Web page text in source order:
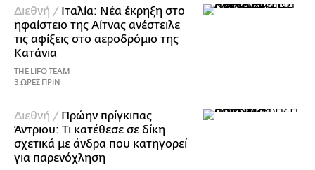
Διεθνή / Ιταλία: Νέα έκρηξη στο
ηφαίστειο της Αίτνας ανέστειλε
τις αφίξεις στο αεροδρόμιο της
Κατάνια
THE LIFO TEAM
3 ΩΡΕΣ ΠΡΙΝ
Διεθνή / Πρώην πρίγκιπας
Άντριου: Τι κατέθεσε σε δίκη
σχετικά με άνδρα που κατηγορεί
για παρενόχληση